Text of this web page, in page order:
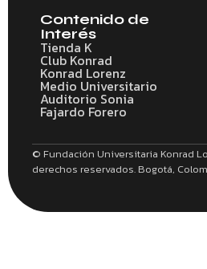
Contenido de
Interés
Tienda K
Club Konrad
Konrad Lorenz
Medio Universitario
Auditorio Sonia
Fajardo Forero
© Fundación Universitaria Konrad
derechos reservados. Bogotá,